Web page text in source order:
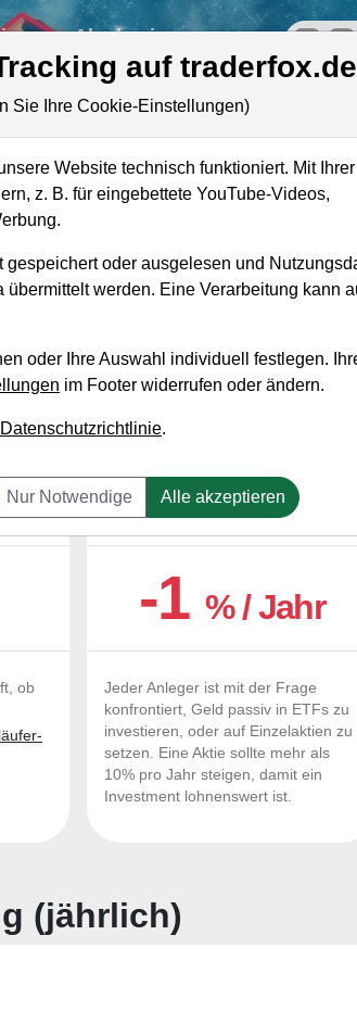
Akademie
29,29 Mrd. USD
13,02 Mrd. USD
Mit
geeignet?
ob
-1 % / Jahr
Jeder Anleger ist mit der Frage
konfrontiert, Geld passiv in ETFs zu
investieren, oder auf Einzelaktien zu
setzen. Eine Aktie sollte mehr als
10% pro Jahr steigen, damit ein
Investment lohnenswert ist.
(jährlich)
auf traderfox.de
Sie Ihre Cookie-Einstellungen)
Website technisch funktioniert. Mit
z. B. für eingebettete YouTube-Videos,
oder ausgelesen und
übermittelt werden. Eine Verarbeitung kann
oder Ihre Auswahl individuell festlegen.
im Footer widerrufen oder ändern.
Datenschutzrichtlinie.
Nur Notwendige Alle akzeptieren